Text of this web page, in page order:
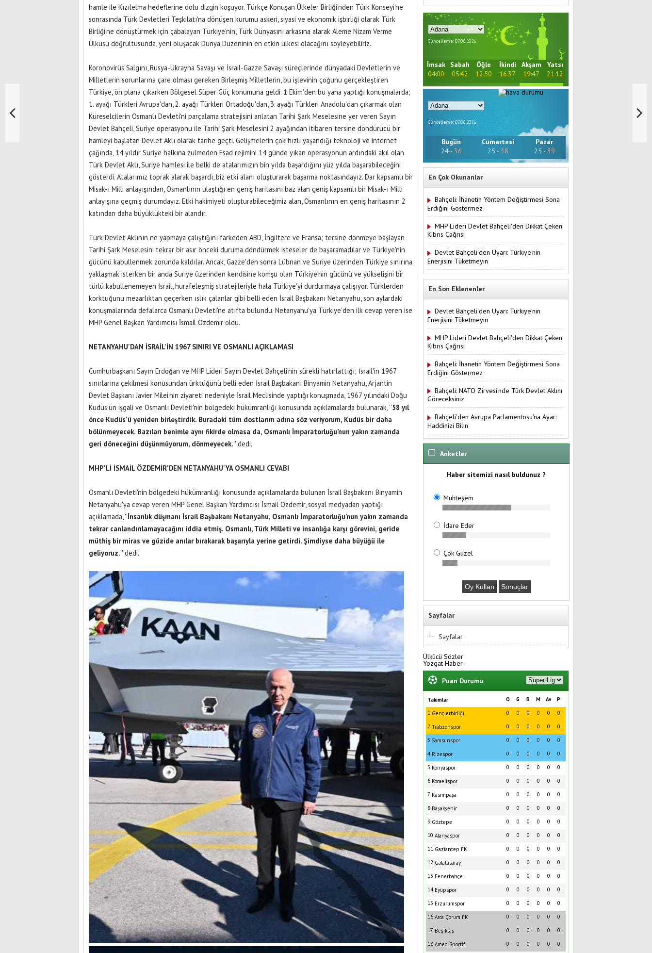
hamle ile Kızılelma hedeflerine dolu dizgin koşuyor. Türkçe Konuşan Ülkeler Birliği'nden Türk Konseyi'ne
sonrasında Türk Devletleri Teşkilatı'na dönüşen kurumu askeri, siyasi ve ekonomik işbirliği olarak Türk
Birliği'ne dönüştürmek için çabalayan Türkiye'nin, Türk Dünyasını arkasına alarak Aleme Nizam Verme
Ülküsü doğrultusunda, yeni oluşacak Dünya Düzeninin en etkin ülkesi olacağını söyleyebiliriz.
Koronovirüs Salgını, Rusya-Ukrayna Savaşı ve İsrail-Gazze Savaşı süreçlerinde dünyadaki Devletlerin ve
Milletlerin sorunlarına çare olması gereken Birleşmiş Milletlerin, bu işlevinin çoğunu gerçekleştiren
Türkiye, ön plana çıkarken Bölgesel Süper Güç konumuna geldi. 1 Ekim'den bu yana yaptığı konuşmalarda;
1. ayağı Türkleri Avrupa'dan, 2. ayağı Türkleri Ortadoğu'dan, 3. ayağı Türkleri Anadolu'dan çıkarmak olan
Küreselcilerin Osmanlı Devleti'ni parçalama stratejisini anlatan Tarihi Şark Meselesine yer veren Sayın
Devlet Bahçeli, Suriye operasyonu ile Tarihi Şark Meselesini 2 ayağından itibaren tersine döndürücü bir
hamleyi başlatan Devlet Aklı olarak tarihe geçti. Gelişmelerin çok hızlı yaşandığı teknoloji ve internet
çağında, 14 yıldır Suriye halkına zulmeden Esad rejimini 14 günde yıkan operasyonun ardındaki akıl olan
Türk Devlet Aklı, Suriye hamlesi ile belki de atalarımızın bin yılda başardığını yüz yılda başarabileceğini
gösterdi. Atalarımız toprak alarak başardı, biz etki alanı oluşturarak başarma noktasındayız. Dar kapsamlı bir
Misak-ı Milli anlayışından, Osmanlının ulaştığı en geniş haritasını baz alan geniş kapsamlı bir Misak-ı Milli
anlayışına geçmiş durumdayız. Etki hakimiyeti oluşturabileceğimiz alan, Osmanlının en geniş haritasının 2
katından daha büyüklükteki bir alandır.
Türk Devlet Aklının ne yapmaya çalıştığını farkeden ABD, İngiltere ve Fransa; tersine dönmeye başlayan
Tarihi Şark Meselesini tekrar bir asır önceki duruma döndürmek isteseler de başaramadılar ve Türkiye'nin
gücünü kabullenmek zorunda kaldılar. Ancak, Gazze'den sonra Lübnan ve Suriye üzerinden Türkiye sınırına
yaklaşmak isterken bir anda Suriye üzerinden kendisine komşu olan Türkiye'nin gücünü ve yükselişini bir
türlü kabullenemeyen İsrail, hurafeleşmiş stratejileriyle hala Türkiye'yi durdurmaya çalışıyor. Türklerden
korktuğunu mezarlıktan geçerken ıslık çalanlar gibi belli eden İsrail Başbakanı Netanyahu, son aylardaki
konuşmalarında defalarca Osmanlı Devleti'ne atıfta bulundu. Netanyahu'ya Türkiye'den ilk cevap veren ise
MHP Genel Başkan Yardımcısı İsmail Özdemir oldu.
NETANYAHU'DAN İSRAİL'İN 1967 SINIRI VE OSMANLI AÇIKLAMASI
Cumhurbaşkanı Sayın Erdoğan ve MHP Lideri Sayın Devlet Bahçeli'nin sürekli hatırlattığı; İsrail'in 1967
sınırlarına çekilmesi konusundan ürktüğünü belli eden İsrail Başbakanı Binyamin Netanyahu, Arjantin
Devlet Başkanı Javier Milei’nin ziyareti nedeniyle İsrail Meclisinde yaptığı konuşmada, 1967 yılındaki Doğu
Kudüs'ün işgali ve Osmanlı Devleti'nin bölgedeki hükümranlığı konusunda açıklamalarda bulunarak, ''58 yıl
önce Kudüs'ü yeniden birleştirdik. Buradaki tüm dostlarım adına söz veriyorum, Kudüs bir daha
bölünmeyecek. Bazıları benimle aynı fikirde olmasa da, Osmanlı İmparatorluğu’nun yakın zamanda
geri döneceğini düşünmüyorum, dönmeyecek.'' dedi.
MHP'Lİ İSMAİL ÖZDEMİR'DEN NETANYAHU'YA OSMANLI CEVABI
Osmanlı Devleti'nin bölgedeki hükümranlığı konusunda açıklamalarda bulunan İsrail Başbakanı Binyamin
Netanyahu'ya cevap veren MHP Genel Başkan Yardımcısı İsmail Özdemir, sosyal medyadan yaptığı
açıklamada, ''İnsanlık düşmanı İsrail Başbakanı Netanyahu, Osmanlı İmparatorluğu’nun yakın zamanda
tekrar canlandırılamayacağını iddia etmiş. Osmanlı, Türk Milleti ve insanlığa karşı görevini, geride
müthiş bir miras ve güzide anılar bırakarak başarıyla yerine getirdi. Şimdiyse daha büyüğü ile
geliyoruz.'' dedi.
Güncelleme: 07.08.2026
İmsak
04:00
Sabah
05:42
Öğle
12:50
İkindi
16:37
Akşam
19:47
Yatsı
21:12
Güncelleme: 07.08.2026
Bugün
24- 36
Cumartesi
25 - 38
Pazar
25 - 39
En Çok Okunanlar
Bahçeli: İhanetin Yöntem Değiştirmesi Sona
Erdiğini Göstermez
MHP Lideri Devlet Bahçeli'den Dikkat Çeken
Kıbrıs Çağrısı
Devlet Bahçeli'den Uyarı: Türkiye'nin
Enerjisini Tüketmeyin
En Son Eklenenler
Devlet Bahçeli'den Uyarı: Türkiye'nin
Enerjisini Tüketmeyin
MHP Lideri Devlet Bahçeli'den Dikkat Çeken
Kıbrıs Çağrısı
Bahçeli: İhanetin Yöntem Değiştirmesi Sona
Erdiğini Göstermez
Bahçeli: NATO Zirvesi'nde Türk Devlet Aklını
Göreceksiniz
Bahçeli'den Avrupa Parlamentosu'na Ayar:
Haddinizi Bilin
Anketler
Haber sitemizi nasıl buldunuz ?
Muhteşem
İdare Eder
Çok Güzel
Sayfalar
Sayfalar
Ülkücü Sözler
Yozgat Haber
Puan Durumu
Takımlar P
Av
M
B
G
O
1 Gençlerbirliği 0
0
0
0
0
0
2 Trabzonspor 0
0
0
0
0
0
3 Samsunspor 0
0
0
0
0
0
4 Rizespor 0
0
0
0
0
0
5 Konyaspor 0
0
0
0
0
0
6 Kocaelispor 0
0
0
0
0
0
7 Kasımpaşa 0
0
0
0
0
0
8 Başakşehir 0
0
0
0
0
0
9 Göztepe 0
0
0
0
0
0
10 Alanyaspor 0
0
0
0
0
0
11 Gaziantep FK 0
0
0
0
0
0
12 Galatasaray 0
0
0
0
0
0
13 Fenerbahçe 0
0
0
0
0
0
14 Eyüpspor 0
0
0
0
0
0
15 Erzurumspor 0
0
0
0
0
0
16 Arca Çorum FK 0
0
0
0
0
0
17 Beşiktaş 0
0
0
0
0
0
18 Amed Sportif 0
0
0
0
0
0